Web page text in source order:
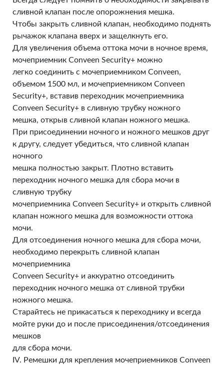
сливной клапан после опорожнения мешка.
Чтобы закрыть сливной клапан, необходимо поднять
рычажок клапана вверх и защелкнуть его.
Для увеличения объема оттока мочи в ночное время,
мочеприемник Conveen Security+ можно
легко соединить с мочеприемником Conveen,
объемом 1500 мл, и мочеприемником Conveen
Security+, вставив переходник мочеприемника
Conveen Security+ в сливную трубку ножного
мешка, открыв сливной клапан ножного мешка.
При присоединении ночного и ножного мешков друг
к другу, следует убедиться, что сливной клапан
ночного
мешка полностью закрыт. Плотно вставить
переходник ночного мешка для сбора мочи в
сливную трубку
мочеприемника Conveen Security+ и открыть сливной
клапан ножного мешка для возможности оттока
мочи.
Для отсоединения ночного мешка для сбора мочи,
необходимо перекрыть сливной клапан
мочеприемника
Conveen Security+ и аккуратно отсоединить
переходник ночного мешка от сливной трубки
ножного мешка.
Старайтесь не прикасаться к переходнику и всегда
мойте руки до и после присоединения/отсоединения
мешков
для сбора мочи.
IV. Ремешки для крепления мочеприемников Conveen